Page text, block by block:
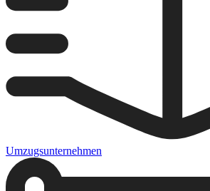
Umzugsunternehmen